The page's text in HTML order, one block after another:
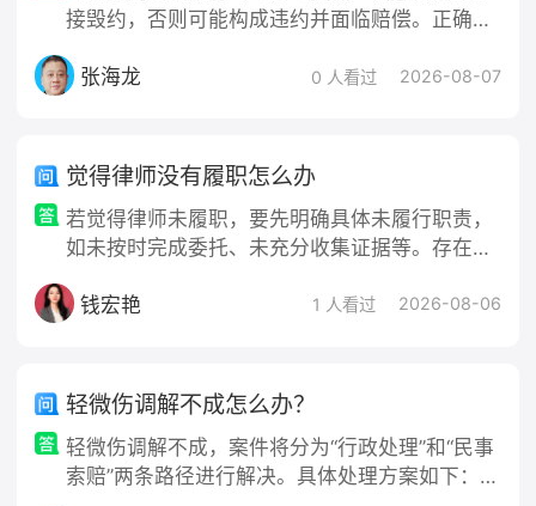
接毁约，否则可能构成违约并面临赔偿。正确的
体情形采取不同的法律应对策略。一、评估“不公
张海龙 0 人看过 2026-08-07
觉得律师没有履职怎么办
若觉得律师未履职，要先明确具体未履行职责，
如未按时完成委托、未充分收集证据等。存在过
会会调查处理。也可考虑解除委托合同并要求退
不利。
钱宏艳 1 人看过 2026-08-06
轻微伤调解不成怎么办？
轻微伤调解不成，案件将分为“行政处理”和“民事
索赔”两条路径进行解决。具体处理方案如下：